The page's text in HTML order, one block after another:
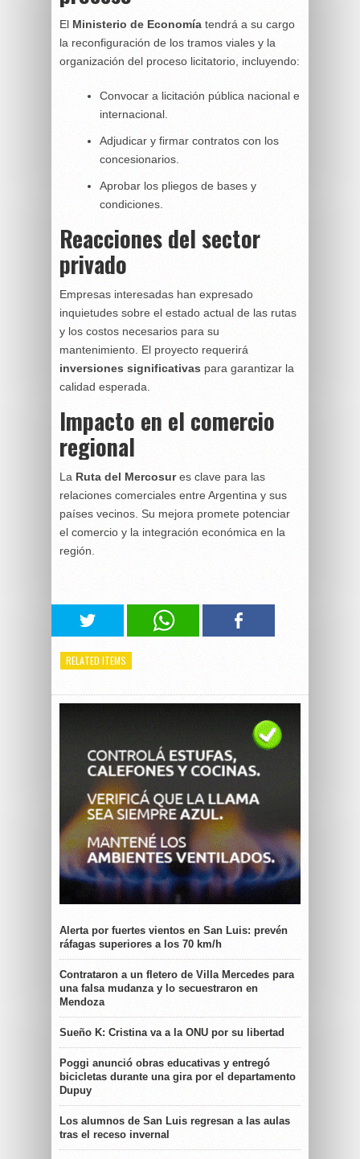
El Ministerio de Economía tendrá a su cargo
la reconfiguración de los tramos viales y la
organización del proceso licitatorio, incluyendo:
Convocar a licitación pública nacional e
internacional.
Adjudicar y firmar contratos con los
concesionarios.
Aprobar los pliegos de bases y
condiciones.
Reacciones del sector
privado
Empresas interesadas han expresado
inquietudes sobre el estado actual de las rutas
y los costos necesarios para su
mantenimiento. El proyecto requerirá
inversiones significativas para garantizar la
calidad esperada.
Impacto en el comercio
regional
La Ruta del Mercosures clave para las
relaciones comerciales entre Argentina y sus
países vecinos. Su mejora promete potenciar
el comercio y la integración económica en la
región.
RELATED ITEMS
Alerta por fuertes vientos en San Luis: prevén
ráfagas superiores a los 70 km/h
Contrataron a un fletero de Villa Mercedes para
una falsa mudanza y lo secuestraron en
Mendoza
Sueño K: Cristina va a la ONU por su libertad
Poggi anunció obras educativas y entregó
bicicletas durante una gira por el departamento
Dupuy
Los alumnos de San Luis regresan a las aulas
tras el receso invernal